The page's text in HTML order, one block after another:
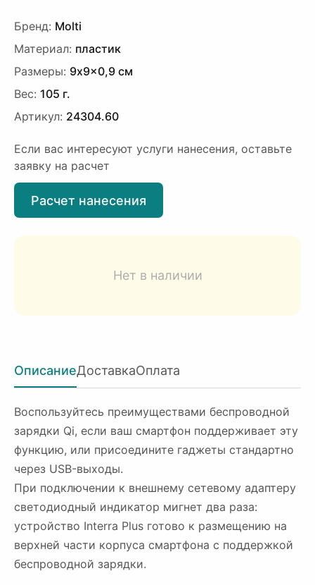
Бренд: Molti
Материал: пластик
Размеры: 9x9x0,9 см
Вес: 105 г.
Артикул: 24304.60
Если вас интересуют услуги нанесения, оставьте
заявку на расчет
Расчет нанесения
Нет в наличии
ОписаниеДоставкаОплата
Воспользуйтесь преимуществами беспроводной
зарядки Qi, если ваш смартфон поддерживает эту
функцию, или присоедините гаджеты стандартно
через USB-выходы.
При подключении к внешнему сетевому адаптеру
светодиодный индикатор мигнет два раза:
устройство Interra Plus готово к размещению на
верхней части корпуса смартфона с поддержкой
беспроводной зарядки.